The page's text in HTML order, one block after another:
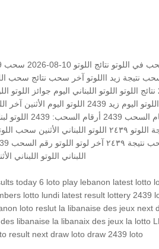
في اللوتو نتائج اللوتو 10-08-2026 سحب 2439
نتيجة زيد االلوتو آخر سحب نتائج سحب
نتائج اللوتو اللوتو اللبناني اليوم جوائز اللوتو
اللوتو اليوم زيد 2439 اللوتو اليوم الأثنين آخر
السحب 2439 أرقام السحب: 2439 اللوتو
اللوتو ٢٤٣٩ اللوتو اللبناني الأثنين سحب
نتيجة ٢٤٣٩ آخر لوتو اللوتو رقم السحب 2439
اللبناني اللوتو اللبناني
today 6 loto play lebanon latest lotto
lotto lundi latest result lottery 2439
loto reslut la libanaise des jeux next
libanaise la libanaix des jeux la lotto
result next draw loto draw 2439 loto